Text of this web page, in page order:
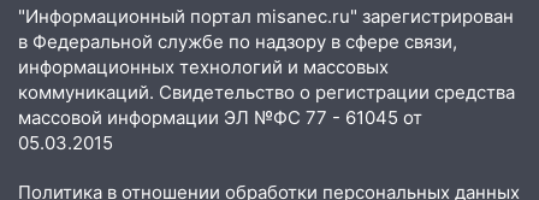
10:26 На нескольких улицах Ульяновска
временно отключили холодную воду
10:14 В Ульяновске двоих участников
коррупционной схемы при ЦГКБ
отправили в колонию на 7 и 8 лет
09:52
Ночью беспилотники сбили над
"Информационный портал misanec.ru" зарегистрирован
в Федеральной службе по надзору в сфере связи,
информационных технологий и массовых
коммуникаций. Свидетельство о регистрации средства
массовой информации ЭЛ №ФС 77 - 61045 от
05.03.2015
Политика в отношении обработки персональных данных